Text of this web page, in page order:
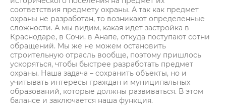
соответствия предмету охраны. А так как предмет
охраны не разработан, то возникают определенные
сложности. А мы видим, какая идет застройка в
Краснодаре, в Сочи, в Анапе, откуда поступают сотни
обращений. Мы же не можем остановить
строительную отрасль вообще, поэтому пришлось
ускоряться, чтобы быстрее разработать предмет
охраны. Наша задача – сохранить объекты, но и
учитывать интересы граждан и муниципальных
образований, которые должны развиваться. В этом
балансе и заключается наша функция.